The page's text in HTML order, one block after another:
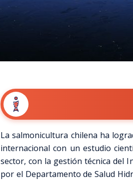
La salmonicultura chilena ha
internacional con un estudio
sector, con la gestión técnica del
por el Departamento de Salud